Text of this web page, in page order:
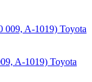
A-1019) Toyota